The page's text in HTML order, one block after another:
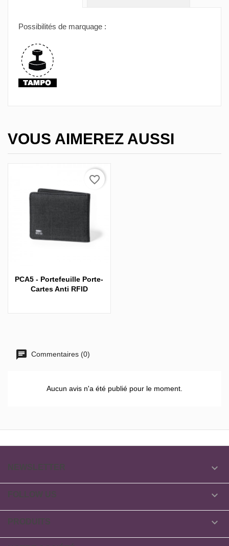
Possibilités de marquage :
VOUS AIMEREZ AUSSI
PCA5 - Portefeuille Porte-
Cartes Anti RFID
favorite_border
Commentaires (0)
Aucun avis n'a été publié pour le moment.


